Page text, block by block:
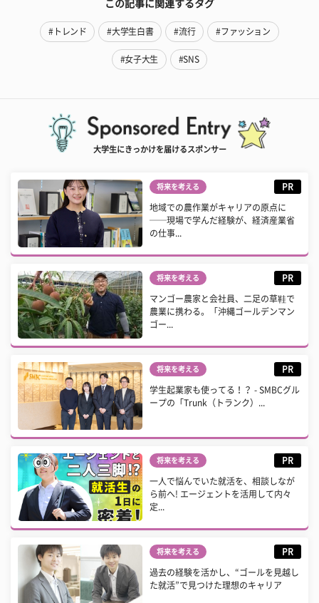
この記事に関連するタグ
#トレンド #大学生白書 #流行 #ファッション
#女子大生 #SNS
大学生にきっかけを届けるスポンサー
将来を考える PR
地域での農作業がキャリアの原点に
──現場で学んだ経験が、経済産業省
の仕事...
将来を考える PR
マンゴー農家と会社員、二足の草鞋で
農業に携わる。「沖縄ゴールデンマン
ゴー...
将来を考える PR
学生起業家も使ってる！？ - SMBCグル
ープの「Trunk（トランク）...
将来を考える PR
一人で悩んでいた就活を、相談しなが
ら前へ! エージェントを活用して内々
定...
将来を考える PR
過去の経験を活かし、“ゴールを見越し
た就活”で見つけた理想のキャリア